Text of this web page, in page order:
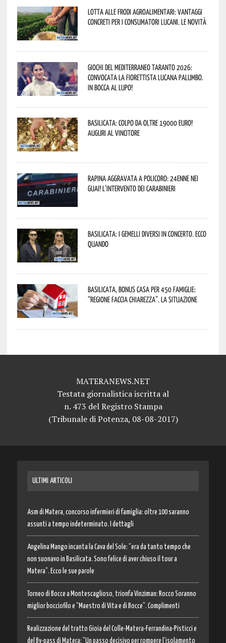
Lotta alle frodi agroalimentari: vantaggi
concreti per i consumatori lucani. Le novità
Giochi del Mediterraneo Taranto 2026:
convocata la fiorettista lucana Palumbo.
In bocca al lupo!
Basilicata: colpo da oltre 19000 Euro!
Auguri al vincitore
Rapina aggravata a Policoro: 24enne nei
guai! L’intervento dei Carabinieri
Basilicata: i Gemelli DiVersi in concerto. Ecco
quando
Basilicata, Bonus casa per 450 famiglie:
“Regione faccia chiarezza”. La situazione
MATERANEWS.NET
Testata giornalistica iscritta al
n. 473 del Registro Stampa
(Tribunale di Potenza, 08-08-2017)
ULTIMI ARTICOLI
Asm di Matera, concorso infermieri di famiglia: oltre 100 saranno
assunti a tempo indeterminato. I dettagli
Angelina Mango incanta la Cava del Sole: “era da tanto tempo che
non suonavo in Basilicata. Sono felice di aver chiuso il tour a
Matera”. Ecco le sue parole
Torneo di Bocce a Montescaglioso, trionfa Vinziman: Rocco Soranno
miglior bocciofilo e “Maestro di Vita e di Bocce”. Complimenti
Realizzazione del tratto Gioia del Colle-Matera-Ferrandina-Pisticci e
del By-pass di Matera: “Un passo decisivo per rompere l’isolamento